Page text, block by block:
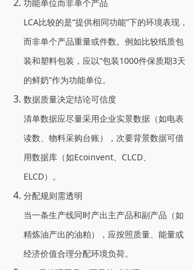
功能单位而非单个产品
LCA比较的是“提供相同功能”下的环境表现，
而非单个产品重量或件数。例如比较纸质包
装和塑料包装，应以“包装1000件保质期3天
的鲜奶”作为功能单位。
数据质量决定结论可信度
清单数据应尽量采用企业实景数据（如电表
读数、物料采购台账），次要背景数据可借
用数据库（如Ecoinvent、CLCD、
ELCD）。
分配规则需透明
当一条生产线同时产出主产品和副产品（如
精炼油产出的油粕），应按照质量、能量或
经济价值合理分配环境负荷。